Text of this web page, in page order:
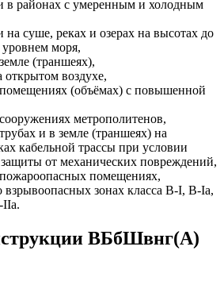
в районах с умеренным и холодным
на суше, реках и озерах на высотах до
моря,
(траншеях),
открытом воздухе,
(объёмах) с повышенной
метрополитенов,
и в земле (траншеях) на
кабельной трассы при условии
от механических повреждений,
помещениях,
взрывоопасных зонах класса B-I, B-Iа,
ВБбШвнг(А)